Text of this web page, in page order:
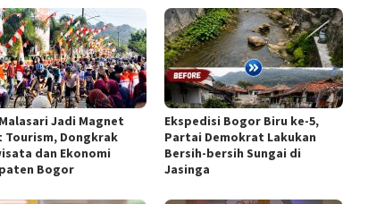
Jadi Magnet
Tourism, Dongkrak
dan Ekonomi
Bogor
Ekspedisi Bogor Biru ke-5,
Partai Demokrat Lakukan
Bersih-bersih Sungai di
Jasinga